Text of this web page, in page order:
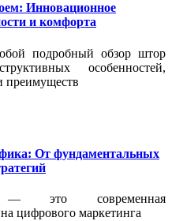
Инновационное
и комфорта
подробный обзор штор
особенностей,
преимуществ
От фундаментальных
— это современная
цифрового маркетинга